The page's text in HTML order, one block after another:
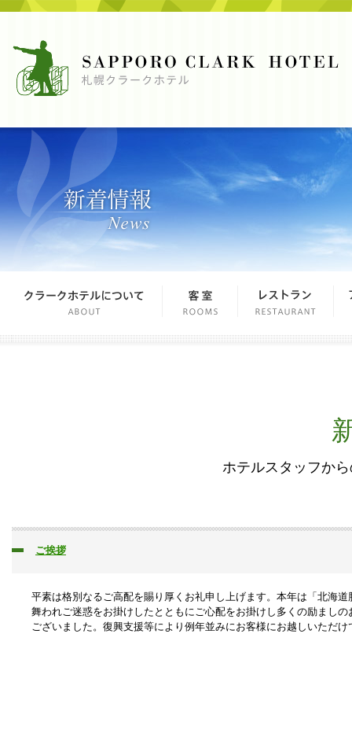
ホテルスタッフか
ご挨拶
平素は格別なるご高配を賜り厚くお礼申し上げます。本年は「北海
舞われご迷惑をお掛けしたとともにご心配をお掛けし多くの励まし
ございました。復興支援等により例年並みにお客様にお越しいただけ